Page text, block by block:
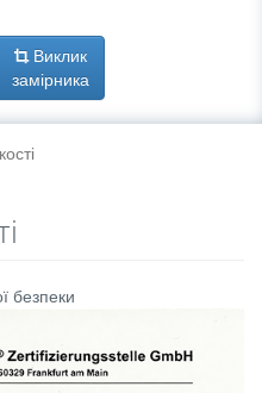
Виклик
замірника
безпеки